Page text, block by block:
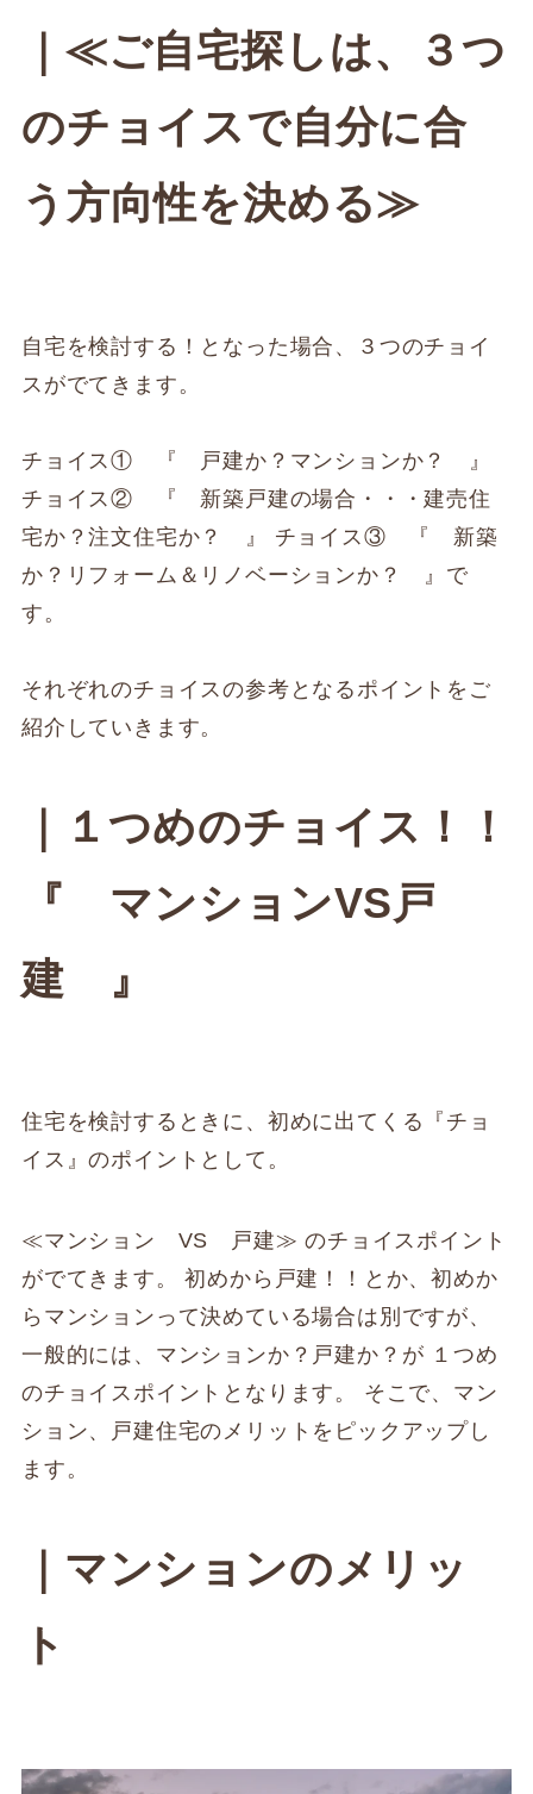
｜≪ご自宅探しは、３つ
のチョイスで自分に合
う方向性を決める≫
自宅を検討する！となった場合、３つのチョイ
スがでてきます。
チョイス① 『 戸建か？マンションか？ 』
チョイス② 『 新築戸建の場合・・・建売住
宅か？注文住宅か？ 』 チョイス③ 『 新築
か？リフォーム＆リノベーションか？ 』で
す。
それぞれのチョイスの参考となるポイントをご
紹介していきます。
｜１つめのチョイス！！
『 マンションVS戸
建 』
住宅を検討するときに、初めに出てくる『チョ
イス』のポイントとして。
≪マンション VS 戸建≫ のチョイスポイント
がでてきます。 初めから戸建！！とか、初めか
らマンションって決めている場合は別ですが、
一般的には、マンションか？戸建か？が １つめ
のチョイスポイントとなります。 そこで、マン
ション、戸建住宅のメリットをピックアップし
ます。
｜マンションのメリッ
ト